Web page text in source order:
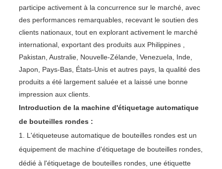
participe activement à la concurrence sur le marché, avec
des performances remarquables, recevant le soutien des
clients nationaux, tout en explorant activement le marché
international, exportant des produits aux Philippines ,
Pakistan, Australie, Nouvelle-Zélande, Venezuela, Inde,
Japon, Pays-Bas, États-Unis et autres pays, la qualité des
produits a été largement saluée et a laissé une bonne
impression aux clients.
Introduction de la machine d'étiquetage automatique
de bouteilles rondes :
1. L'étiqueteuse automatique de bouteilles rondes est un
équipement de machine d'étiquetage de bouteilles rondes,
dédié à l'étiquetage de bouteilles rondes, une étiquette